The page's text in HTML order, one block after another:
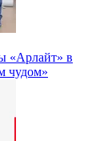
«Арлайт» в
чудом»